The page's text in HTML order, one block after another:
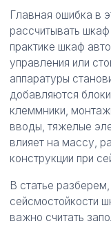
Главная ошибка в
рассчитывать
практике шкаф
управления или
аппаратуры
добавляются
клеммники,
вводы, тяжелые
влияет на массу,
конструкции при
В статье
сейсмостойкости
важно считать